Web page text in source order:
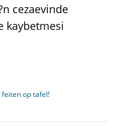
cezaevinde
kaybetmesi
feiten op tafel!